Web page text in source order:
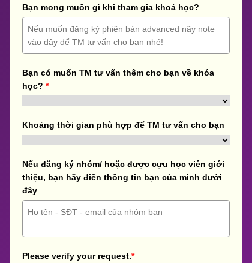
Bạn mong muốn gì khi tham gia khoá học?
Bạn có muốn TM tư vấn thêm cho bạn về khóa
học? *
Khoảng thời gian phù hợp để TM tư vấn cho bạn
Nếu đăng ký nhóm/ hoặc được cựu học viên giới
thiệu, bạn hãy điền thông tin bạn của mình dưới
đây
Please verify your request.*